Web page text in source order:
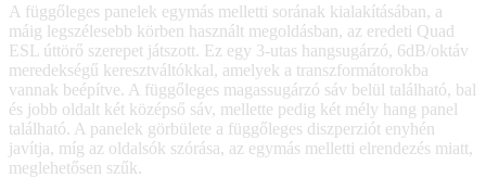
A függőleges panelek egymás melletti sorának kialakításában, a
máig legszélesebb körben használt megoldásban, az eredeti Quad
ESL úttörő szerepet játszott. Ez egy 3-utas hangsugárzó, 6dB/oktáv
meredekségű keresztváltókkal, amelyek a transzformátorokba
vannak beépítve. A függőleges magassugárzó sáv belül található, bal
és jobb oldalt két középső sáv, mellette pedig két mély hang panel
található. A panelek görbülete a függőleges diszperziót enyhén
javítja, míg az oldalsók szórása, az egymás melletti elrendezés miatt,
meglehetősen szűk.